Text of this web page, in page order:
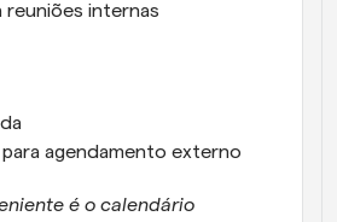
reuniões internas
agendamento externo
é o calendário